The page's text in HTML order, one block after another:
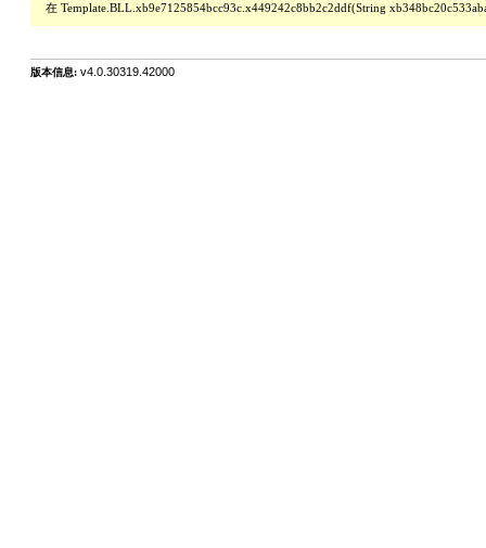
在 Template.BLL.xb9e7125854bcc93c.x449242c8bb2c2ddf(String
版本信息: v4.0.30319.42000